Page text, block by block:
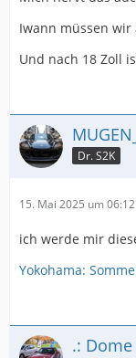
Iwann müssen wir
Und nach 18 Zoll
Dr. S2K
15. Mai 2025 um 06:12
ich werde mir
Yokohama:
.: Dome